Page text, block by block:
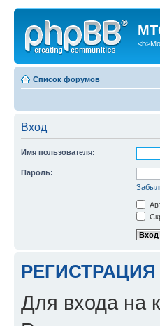
Список форумов
Вход
Имя пользователя:
Пароль:
РЕГИСТРАЦИЯ
Для входа на